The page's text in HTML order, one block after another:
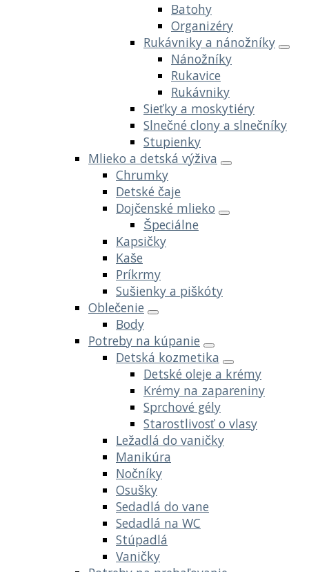
Batohy
Organizéry
Rukávniky a nánožníky
Nánožníky
Rukavice
Rukávniky
Sieťky a moskytiéry
Slnečné clony a slnečníky
Stupienky
Mlieko a detská výživa
Chrumky
Detské čaje
Dojčenské mlieko
Špeciálne
Kapsičky
Kaše
Príkrmy
Sušienky a piškóty
Oblečenie
Body
Potreby na kúpanie
Detská kozmetika
Detské oleje a krémy
Krémy na zapareniny
Sprchové gély
Starostlivosť o vlasy
Ležadlá do vaničky
Manikúra
Nočníky
Osušky
Sedadlá do vane
Sedadlá na WC
Stúpadlá
Vaničky